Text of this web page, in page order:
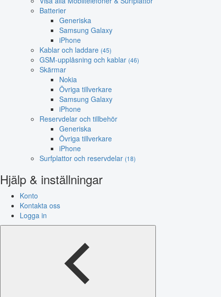
Batterier
Generiska
Samsung Galaxy
iPhone
Kablar och laddare (45)
GSM-upplåsning och kablar (46)
Skärmar
Nokia
Övriga tillverkare
Samsung Galaxy
iPhone
Reservdelar och tillbehör
Generiska
Övriga tillverkare
iPhone
Surfplattor och reservdelar (18)
Hjälp & inställningar
Konto
Kontakta oss
Logga in